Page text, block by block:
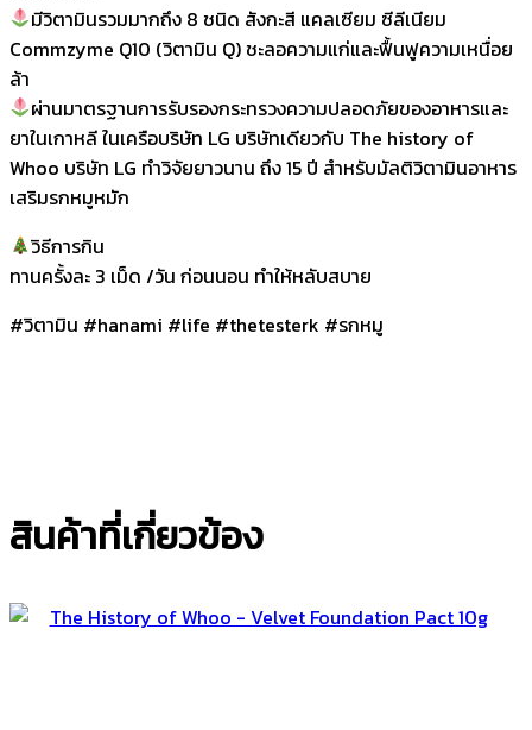
มีวิตามินรวมมากถึง 8 ชนิด สังกะสี แคลเซียม ซีลีเนียม
Commzyme Q10 (วิตามิน Q) ชะลอความแก่และฟื้นฟูความเหนื่อย
ล้า
ผ่านมาตรฐานการรับรองกระทรวงความปลอดภัยของอาหารและ
ยาในเกาหลี ในเครือบริษัท LG บริษัทเดียวกับ The history of
Whoo บริษัท LG ทำวิจัยยาวนาน ถึง 15 ปี สำหรับมัลติวิตามินอาหาร
เสริมรกหมูหมัก
วิธีการกิน
ทานครั้งละ 3 เม็ด /วัน ก่อนนอน ทำให้หลับสบาย
#วิตามิน #hanami #life #thetesterk #รกหมู
สินค้าที่เกี่ยวข้อง